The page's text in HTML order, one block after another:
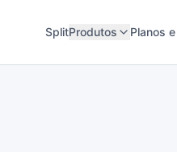
SplitProdutos Planos